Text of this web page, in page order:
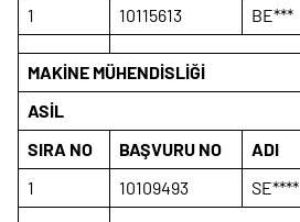
1
10115613 BE***
MAKİNE MÜHENDİSLİĞİ
ASİL
SIRA NO
BAŞVURU NO ADI
1
10109493 SE****